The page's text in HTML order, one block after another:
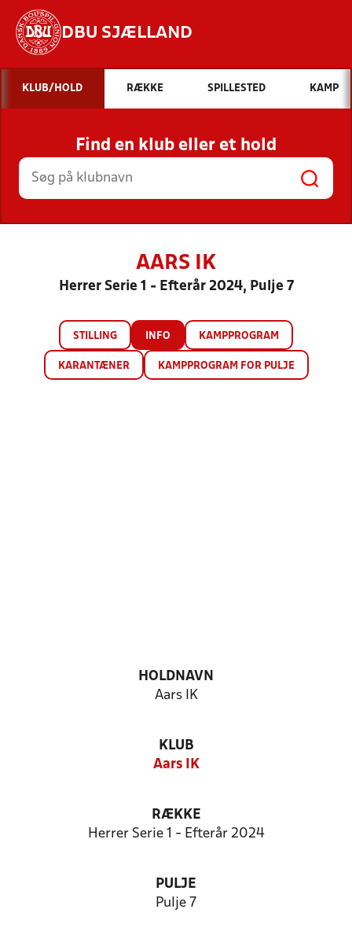
DBU SJÆLLAND
Hvad vil du søge efter?
INDHOLD OG NYHEDER
STILLINGER, RESULTATER, KLUBBER OG
HOLD
KLUB/HOLD RÆKKE SPILLESTED KAMP
Find en klub eller et hold
AARS IK
Herrer Serie 1 - Efterår 2024, Pulje 7
STILLING INFO KAMPPROGRAM
KARANTÆNER KAMPPROGRAM FOR PULJE
HOLDNAVN
Aars IK
KLUB
Aars IK
RÆKKE
Herrer Serie 1 - Efterår 2024
PULJE
Pulje 7